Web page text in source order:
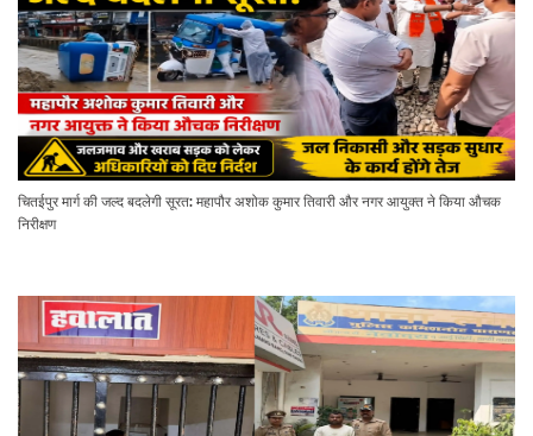
चितईपुर मार्ग की जल्द बदलेगी सूरत: महापौर अशोक कुमार तिवारी और नगर आयुक्त ने किया औचक
निरीक्षण